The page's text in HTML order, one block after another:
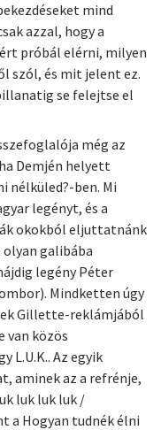
mind
azzal, hogy a
próbál elérni, milyen
szól, és mit jelent ez.
se felejtse el
még az
Demjén helyett
nélküled?-ben. Mi
legényt, és a
okokból eljuttatnánk
galibába
legény Péter
Mindketten úgy
Gillette-reklámjából
van közös
L.U.K.. Az egyik
aminek az a refrénje,
luk luk luk /
a Hogyan tudnék élni